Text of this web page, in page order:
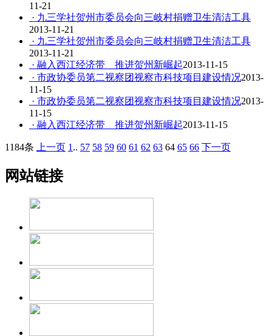
11-21
· 九三学社贺州市委员会向三岐村捐赠卫生清洁工具
2013-11-21
· 九三学社贺州市委员会向三岐村捐赠卫生清洁工具
2013-11-21
· 融入西江经济带 推进贺州新崛起2013-11-15
· 市政协委员第二视察团视察市科技项目建设情况2013-
11-15
· 市政协委员第二视察团视察市科技项目建设情况2013-
11-15
· 融入西江经济带 推进贺州新崛起2013-11-15
1184条 上一页 1 .. 57 58 59 60 61 62 63 64 65 66 下一页
网站链接